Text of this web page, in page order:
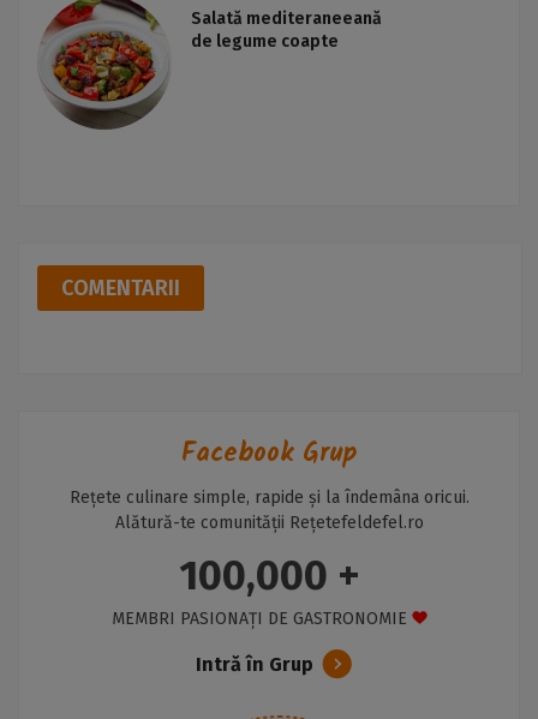
Salată mediteraneeană
de legume coapte
COMENTARII
Facebook Grup
Rețete culinare simple, rapide și la îndemâna oricui.
Alătură-te comunității Rețetefeldefel.ro
100,000 +
MEMBRI PASIONAȚI DE GASTRONOMIE
Intră în Grup